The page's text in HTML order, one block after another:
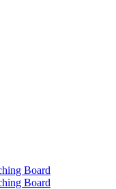
Board
Board